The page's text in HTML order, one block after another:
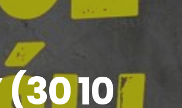
(30 10